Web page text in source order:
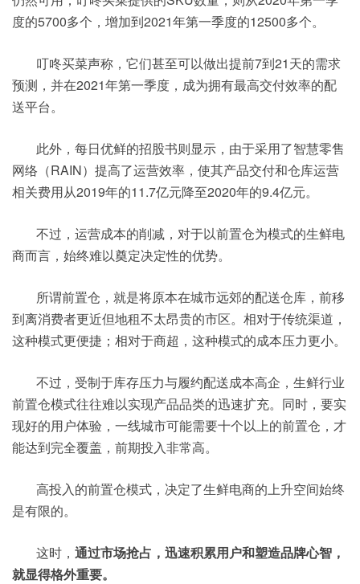
度的5700多个，增加到2021年第一季度的12500多个。
叮咚买菜声称，它们甚至可以做出提前7到21天的需求
预测，并在2021年第一季度，成为拥有最高交付效率的配
送平台。
此外，每日优鲜的招股书则显示，由于采用了智慧零售
网络（RAIN）提高了运营效率，使其产品交付和仓库运营
相关费用从2019年的11.7亿元降至2020年的9.4亿元。
不过，运营成本的削减，对于以前置仓为模式的生鲜电
商而言，始终难以奠定决定性的优势。
所谓前置仓，就是将原本在城市远郊的配送仓库，前移
到离消费者更近但地租不太昂贵的市区。相对于传统渠道，
这种模式更便捷；相对于商超，这种模式的成本压力更小。
不过，受制于库存压力与履约配送成本高企，生鲜行业
前置仓模式往往难以实现产品品类的迅速扩充。同时，要实
现好的用户体验，一线城市可能需要十个以上的前置仓，才
能达到完全覆盖，前期投入非常高。
高投入的前置仓模式，决定了生鲜电商的上升空间始终
是有限的。
这时， 通过市场抢占，迅速积累用户和塑造品牌心智，
就显得格外重要。